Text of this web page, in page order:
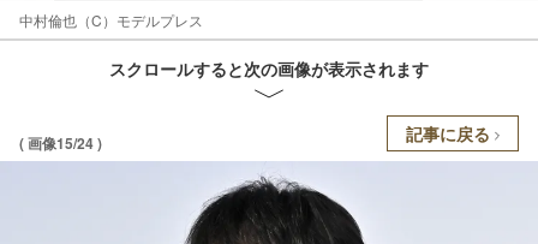
中村倫也（C）モデルプレス
スクロールすると次の画像が表示されます
( 画像15/24 ) 記事に戻る